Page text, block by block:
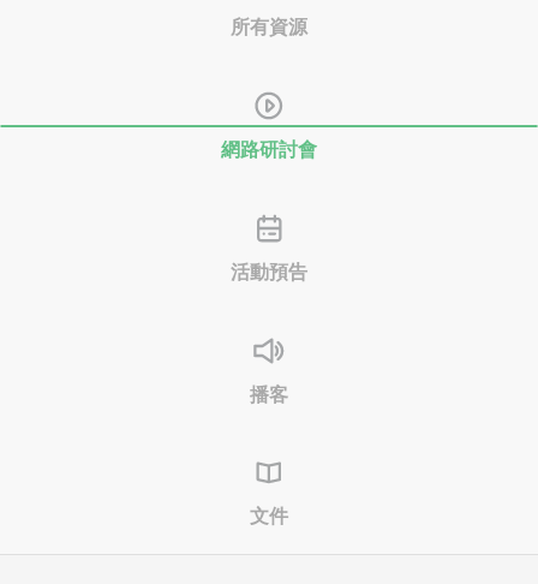
所有資源
網路研討會
活動預告
播客
文件